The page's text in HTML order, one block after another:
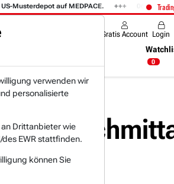
Musterdepot auf MEDPACE. 06.08. 14:58
Gratis Account Login
0
verwenden wir
personalisierte
Drittanbieter wie
EWR stattfinden.
können Sie